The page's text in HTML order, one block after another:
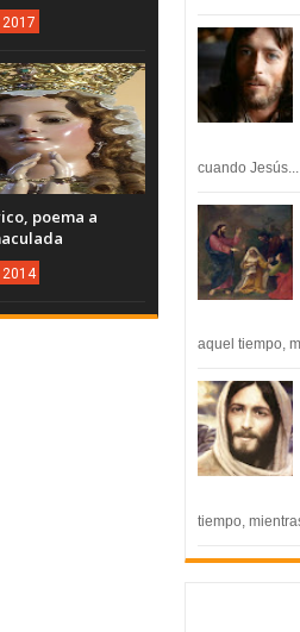
cuando Jesús...
aquel tiempo,
tiempo,
2017
poema a
2014